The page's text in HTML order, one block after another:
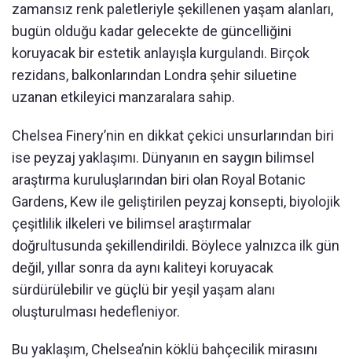
zamansız renk paletleriyle şekillenen yaşam alanları,
bugün olduğu kadar gelecekte de güncelliğini
koruyacak bir estetik anlayışla kurgulandı. Birçok
rezidans, balkonlarından Londra şehir siluetine
uzanan etkileyici manzaralara sahip.
Chelsea Finery’nin en dikkat çekici unsurlarından biri
ise peyzaj yaklaşımı. Dünyanın en saygın bilimsel
araştırma kuruluşlarından biri olan Royal Botanic
Gardens, Kew ile geliştirilen peyzaj konsepti, biyolojik
çeşitlilik ilkeleri ve bilimsel araştırmalar
doğrultusunda şekillendirildi. Böylece yalnızca ilk gün
değil, yıllar sonra da aynı kaliteyi koruyacak
sürdürülebilir ve güçlü bir yeşil yaşam alanı
oluşturulması hedefleniyor.
Bu yaklaşım, Chelsea’nin köklü bahçecilik mirasını